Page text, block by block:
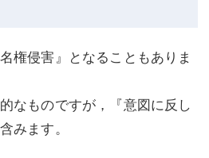
権侵害』となることもありま
なものですが，『意図に反し
みます。